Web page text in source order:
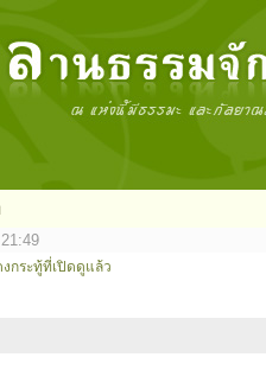
กระทู้ที่เปิดดูแล้ว